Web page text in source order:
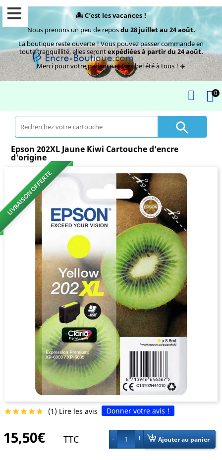
🏝️ C’est les vacances !
Nous prenons un peu de reposdu 28 juillet au 24 août.
La boutique reste ouverte ! Vous pouvez passer commande en
toute tranquillité, elles serontexpédiées à partir du 24 août.
Merci pour votre patience et très bel été à tous ! ☀️
0

Epson 202XL Jaune Kiwi Cartouche d'encre
d'origine
LIVRAISON OFFERTE
 (1) Lire les avis Donner votre avis !
15,50€ TTC 1 Ajouter au panier